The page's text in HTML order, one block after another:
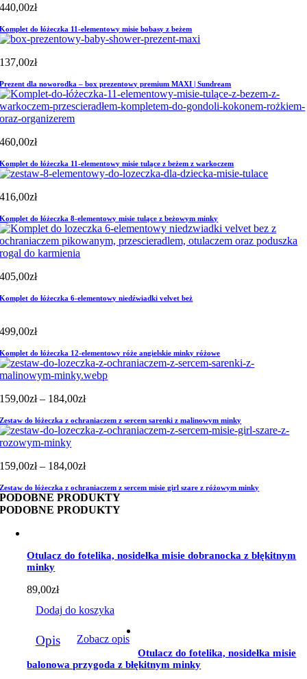
440,00zł
Komplet do łóżeczka 11-elementowy misie bobasy z beżem
137,00zł
Prezent dla noworodka – box prezentowy premium MAXI | Sundream
460,00zł
Komplet do łóżeczka 11-elementowy misie tulące z beżem z warkoczem
416,00zł
Komplet do łóżeczka 8-elementowy misie tulące z beżowym minky
405,00zł
Komplet do łóżeczka 6-elementowy niedźwiadki velvet beż
499,00zł
Komplet do łóżeczka 12-elementowy róże angielskie minky różowe
159,00zł – 184,00złZakres
od
159,00zł
Zestaw do łóżeczka z ochraniaczem z sercem sarenki z malinowym minky
159,00zł – 184,00złZakres
od
159,00zł
do
Zestaw do łóżeczka z ochraniaczem z sercem misie girl szare z różowym minky
PODOBNE PRODUKTY
PODOBNE PRODUKTY
Otulacz do fotelika, nosidełka misie dobranocka z błękitnym
minky
89,00zł
Dodaj do koszyka
Opis Zobacz opis
Otulacz do fotelika, nosidełka misie
balonowa przygoda z błękitnym minky